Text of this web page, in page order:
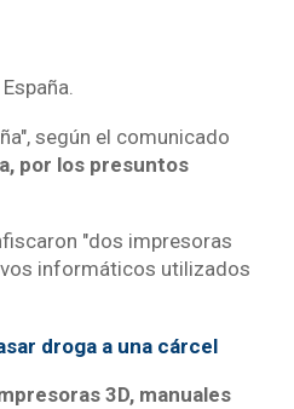
según el comunicado
por los presuntos
"dos impresoras
informáticos utilizados
droga a una cárcel
3D, manuales